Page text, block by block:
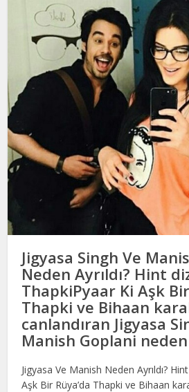
Jigyasa Singh Ve
Neden Ayrıldı? Hint
ThapkiPyaar Ki Aşk Bir
Thapki ve Bihaan
canlandıran Jigyasa
Manish Goplani neden
Jigyasa Ve Manish Neden Ayrıldı?
Aşk Bir Rüya’da Thapki ve Bihaan